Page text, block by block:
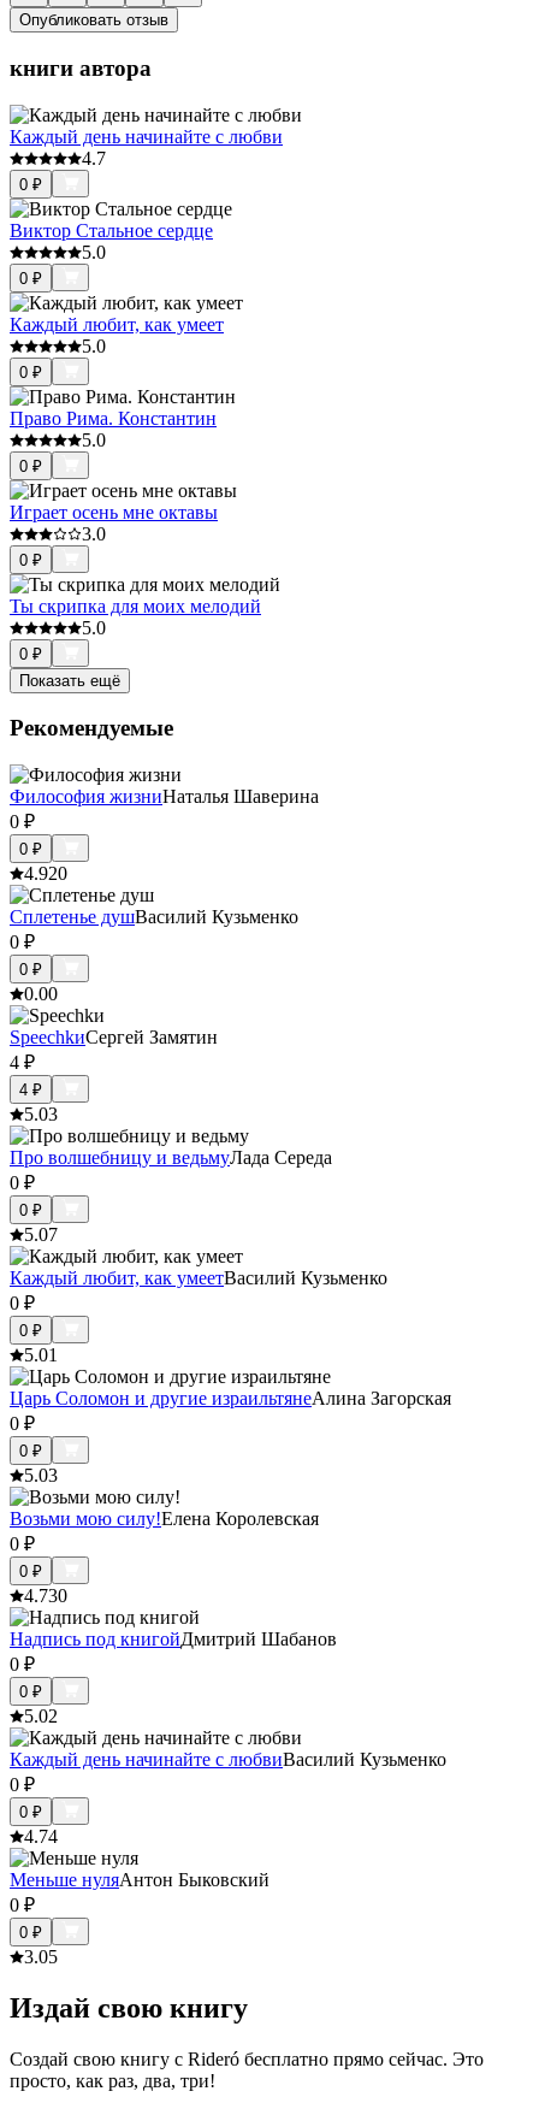
Опубликовать отзыв
книги автора
Каждый день начинайте с любви
4.7
0 ₽
Виктор Стальное сердце
5.0
0 ₽
Каждый любит, как умеет
5.0
0 ₽
Право Рима. Константин
5.0
0 ₽
Играет осень мне октавы
3.0
0 ₽
Ты скрипка для моих мелодий
5.0
0 ₽
Показать ещё
Рекомендуемые
Философия жизниНаталья Шаверина
0 ₽
0 ₽
4.920
Сплетенье душВасилий Кузьменко
0 ₽
0 ₽
0.00
SpeechkиСергей Замятин
4 ₽
4 ₽
5.03
Про волшебницу и ведьмуЛада Середа
0 ₽
0 ₽
5.07
Каждый любит, как умеетВасилий Кузьменко
0 ₽
0 ₽
5.01
Царь Соломон и другие израильтянеАлина Загорская
0 ₽
0 ₽
5.03
Возьми мою силу!Елена Королевская
0 ₽
0 ₽
4.730
Надпись под книгойДмитрий Шабанов
0 ₽
0 ₽
5.02
Каждый день начинайте с любвиВасилий Кузьменко
0 ₽
0 ₽
4.74
Меньше нуляАнтон Быковский
0 ₽
0 ₽
3.05
Издай свою книгу
Создай свою книгу с Rideró бесплатно прямо сейчас. Это
просто, как раз, два, три!